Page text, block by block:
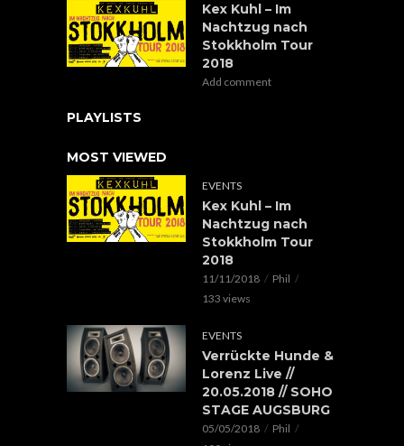
Kex Kuhl – Im
Nachtzug nach
Stokkholm Tour
2018
Add comment
PLAYLISTS
MOST VIEWED
EVENTS
Kex Kuhl – Im
Nachtzug nach
Stokkholm Tour
2018
11/11/2018
Phil
133 views
EVENTS
Verrückte Hunde &
Lorenz Live //
20.05.2018 // SOHO
STAGE AUGSBURG
05/05/2018
Phil